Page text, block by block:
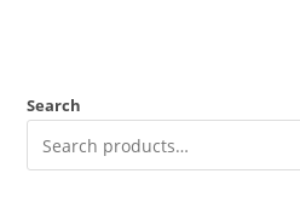
Search